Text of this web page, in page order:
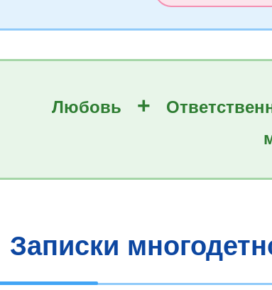
Любовь +
Записки